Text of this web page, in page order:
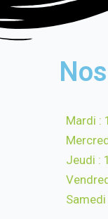
Mardi :
Jeudi :